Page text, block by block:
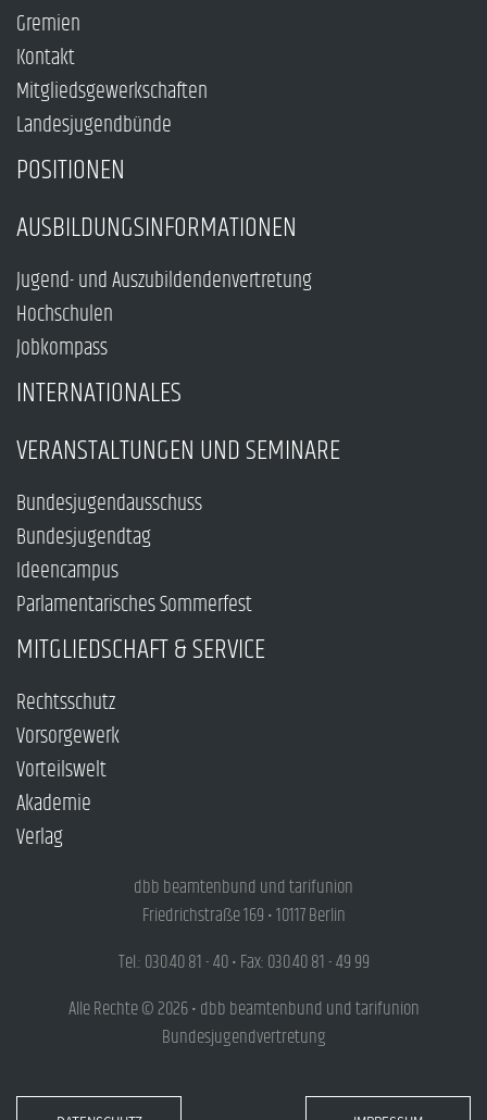
Gremien
Kontakt
Mitgliedsgewerkschaften
Landesjugendbünde
POSITIONEN
AUSBILDUNGSINFORMATIONEN
Jugend- und Auszubildendenvertretung
Hochschulen
Jobkompass
INTERNATIONALES
VERANSTALTUNGEN UND SEMINARE
Bundesjugendausschuss
Bundesjugendtag
Ideencampus
Parlamentarisches Sommerfest
MITGLIEDSCHAFT & SERVICE
Rechtsschutz
Vorsorgewerk
Vorteilswelt
Akademie
Verlag
dbb beamtenbund und tarifunion
Friedrichstraße 169 • 10117 Berlin
Tel.: 030.40 81 - 40 • Fax: 030.40 81 - 49 99
Alle Rechte © 2026 • dbb beamtenbund und tarifunion
Bundesjugendvertretung